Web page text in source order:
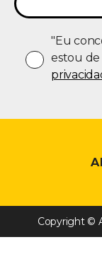
"Eu
estou de
Copyright ©